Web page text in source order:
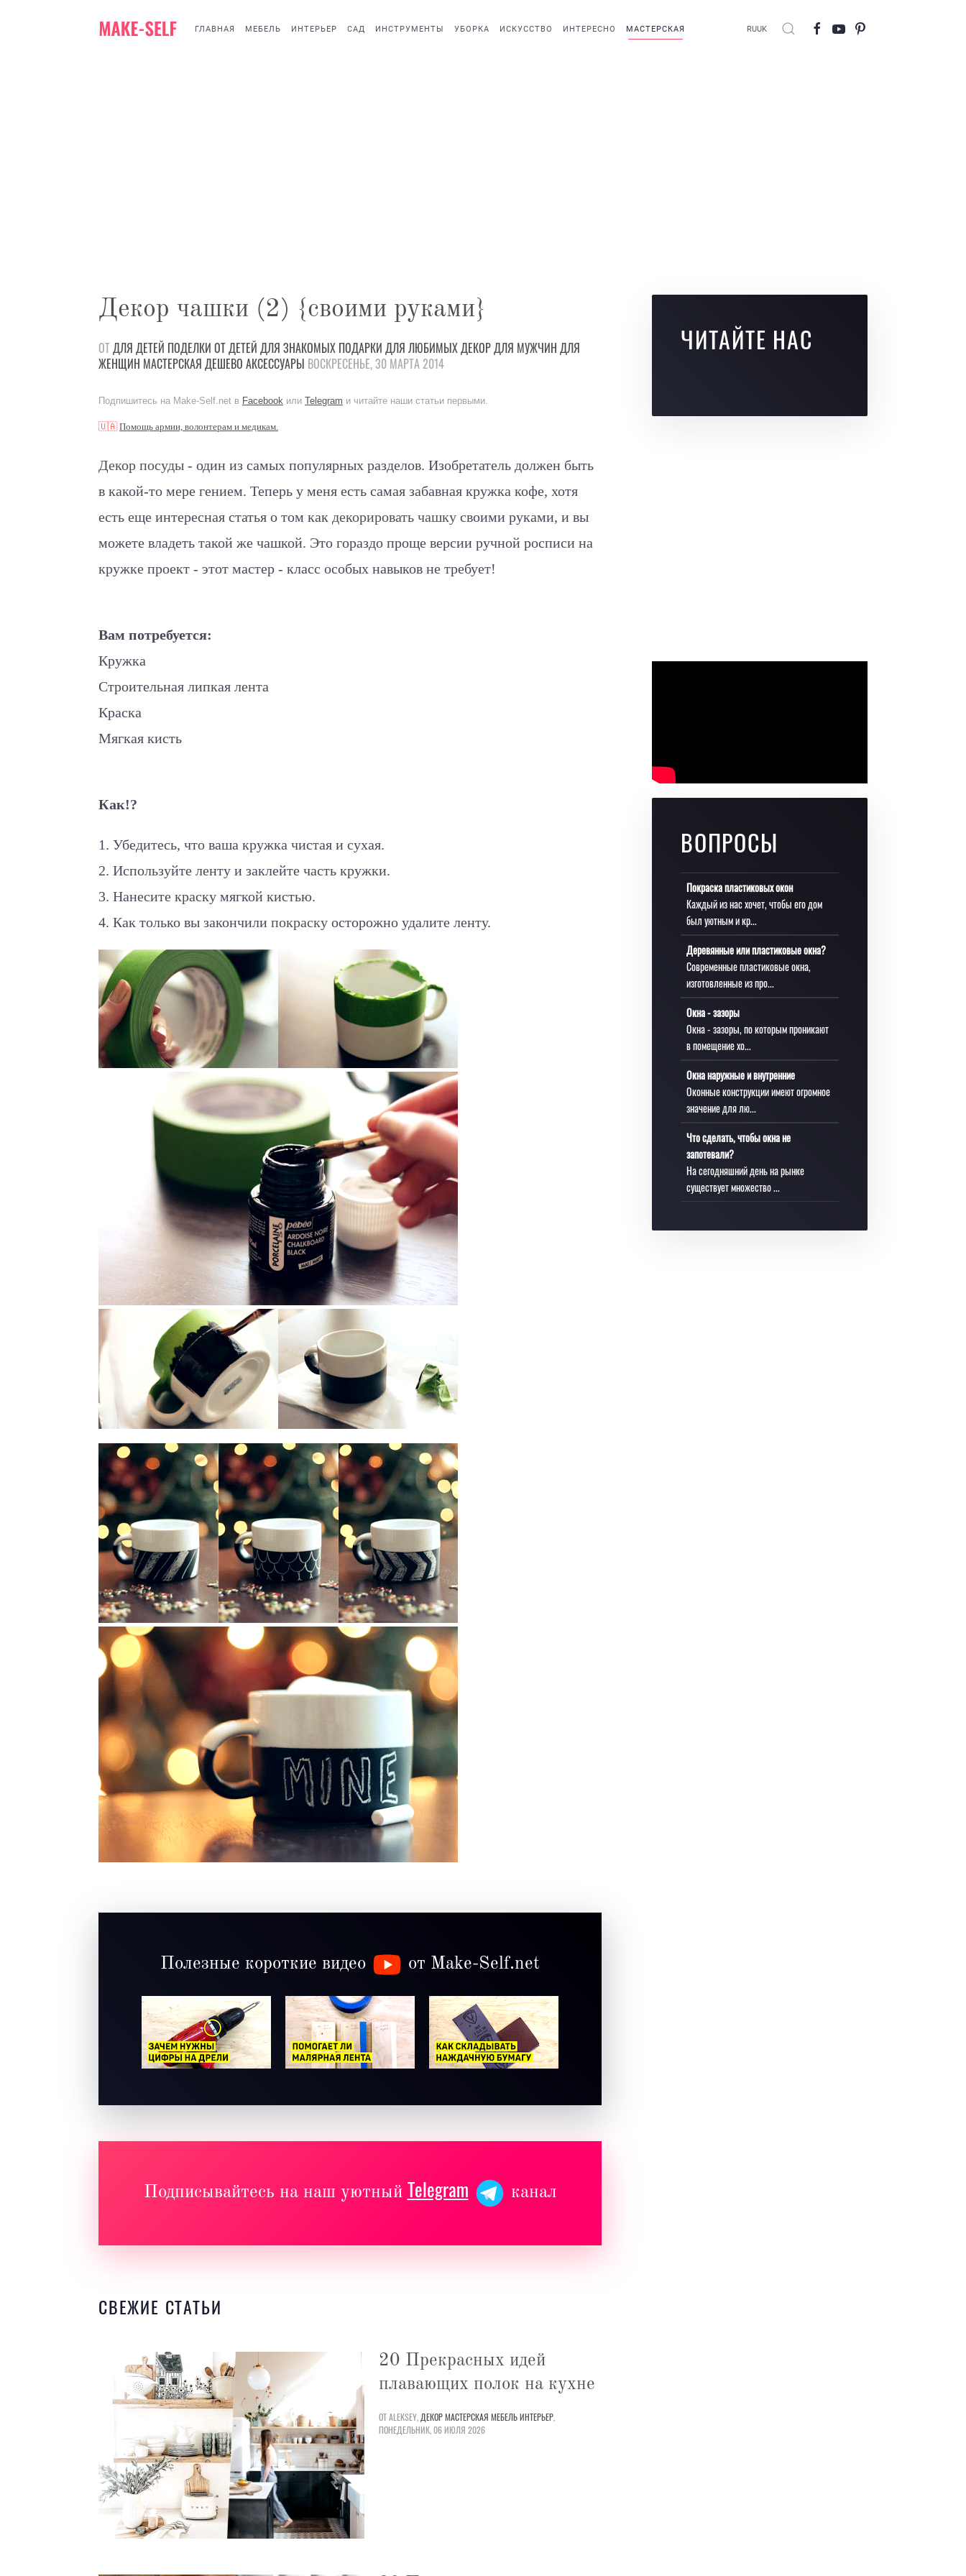
ГЛАВНАЯ МЕБЕЛЬ ИНТЕРЬЕР САД ИНСТРУМЕНТЫ УБОРКА ИСКУССТВО ИНТЕРЕСНО МАСТЕРСКАЯ RUUK
Декор чашки (2) {своими руками}
ОТДЛЯ ДЕТЕЙ ПОДЕЛКИ ОТ ДЕТЕЙ ДЛЯ ЗНАКОМЫХ ПОДАРКИ ДЛЯ ЛЮБИМЫХДЕКОРДЛЯ МУЖЧИН ДЛЯ
ЖЕНЩИН МАСТЕРСКАЯ ДЕШЕВО АКСЕССУАРЫ ВОСКРЕСЕНЬЕ, 30 МАРТА 2014
Подпишитесь на Make-Self.net в Facebook или Telegram и читайте наши статьи первыми.
🇺🇦Помощь армии, волонтерам и медикам.
Декор посуды - один из самых популярных разделов. Изобретатель должен быть
в какой-то мере гением. Теперь у меня есть самая забавная кружка кофе, хотя
есть еще интересная статья о том как декорировать чашку своими руками, и вы
можете владеть такой же чашкой. Это гораздо проще версии ручной росписи на
кружке проект - этот мастер - класс особых навыков не требует!
Вам потребуется:
Кружка
Строительная липкая лента
Краска
Мягкая кисть
Как!?
1. Убедитесь, что ваша кружка чистая и сухая.
2. Используйте ленту и заклейте часть кружки.
3. Нанесите краску мягкой кистью.
4. Как только вы закончили покраску осторожно удалите ленту.
Полезные короткие видео от Make-Self.net
Подписывайтесь на наш уютный Telegram канал
СВЕЖИЕ СТАТЬИ
20 Прекрасных идей
плавающих полок на кухне
ОТ ALEKSEY, ДЕКОРМАСТЕРСКАЯ МЕБЕЛЬИНТЕРЬЕР,
ПОНЕДЕЛЬНИК, 06 ИЮЛЯ 2026
ЧИТАЙТЕ НАС
ВОПРОСЫ
Покраска пластиковых окон
Каждый из нас хочет, чтобы его дом
был уютным и кр...
Деревянные или пластиковые окна?
Современные пластиковые окна,
изготовленные из про...
Окна - зазоры
Окна - зазоры, по которым проникают
в помещение хо...
Окна наружные и внутренние
Оконные конструкции имеют огромное
значение для лю...
Что сделать, чтобы окна не
запотевали?
На сегодняшний день на рынке
существует множество ...